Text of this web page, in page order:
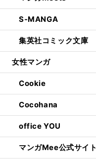
S-MANGA
集英社コミック文庫
女性マンガ
Cookie
Cocohana
office YOU
マンガMee公式サイト